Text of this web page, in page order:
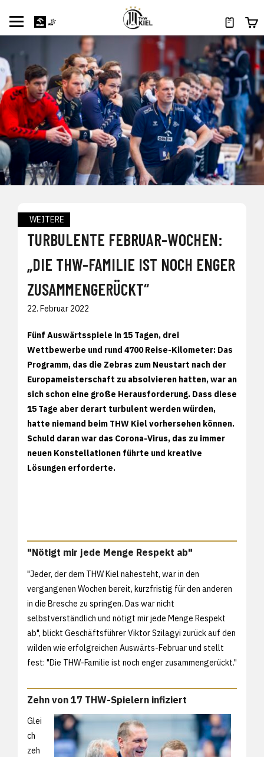
WEITERE
TURBULENTE FEBRUAR-WOCHEN:
„DIE THW-FAMILIE IST NOCH ENGER
ZUSAMMENGERÜCKT“
22. Februar 2022
Fünf Auswärtsspiele in 15 Tagen, drei
Wettbewerbe und rund 4700 Reise-Kilometer: Das
Programm, das die Zebras zum Neustart nach der
Europameisterschaft zu absolvieren hatten, war an
sich schon eine große Herausforderung. Dass diese
15 Tage aber derart turbulent werden würden,
hatte niemand beim THW Kiel vorhersehen können.
Schuld daran war das Corona-Virus, das zu immer
neuen Konstellationen führte und kreative
Lösungen erforderte.
"Nötigt mir jede Menge Respekt ab"
"Jeder, der dem THW Kiel nahesteht, war in den
vergangenen Wochen bereit, kurzfristig für den anderen
in die Bresche zu springen. Das war nicht
selbstverständlich und nötigt mir jede Menge Respekt
ab", blickt Geschäftsführer Viktor Szilagyi zurück auf den
wilden wie erfolgreichen Auswärts-Februar und stellt
fest: "Die THW-Familie ist noch enger zusammengerückt."
Zehn von 17 THW-Spielern infiziert
Glei
ch
zeh